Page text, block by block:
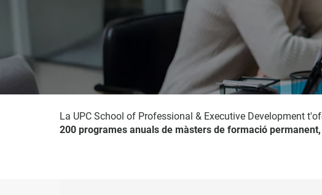
La UPC School of Professional & Executive Development
200 programes anuals de màsters de formació